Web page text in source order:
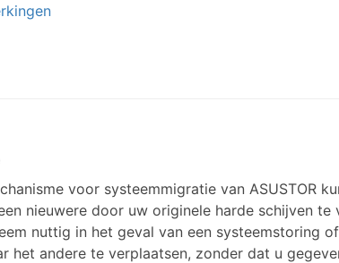
voor systeemmigratie van ASUSTOR
nieuwere door uw originele harde schijven te
nuttig in het geval van een systeemstoring
het andere te verplaatsen, zonder dat u